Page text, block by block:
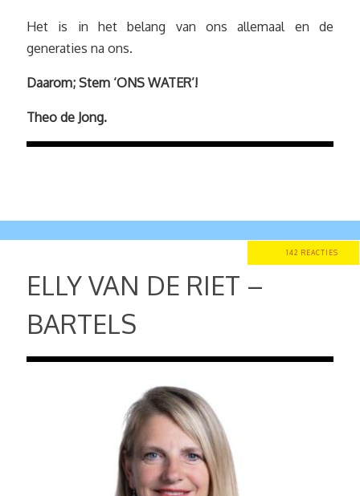
Het is in het belang van ons allemaal en de
generaties na ons.
Daarom; Stem ‘ONS WATER’!
Theo de Jong.
142 REACTIES
ELLY VAN DE RIET –
BARTELS